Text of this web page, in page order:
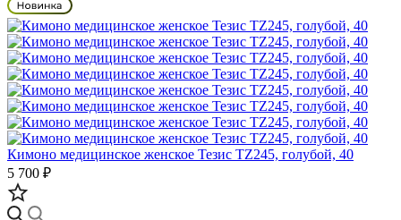
Кимоно медицинское женское Тезис TZ245, голубой, 40
5 700 ₽